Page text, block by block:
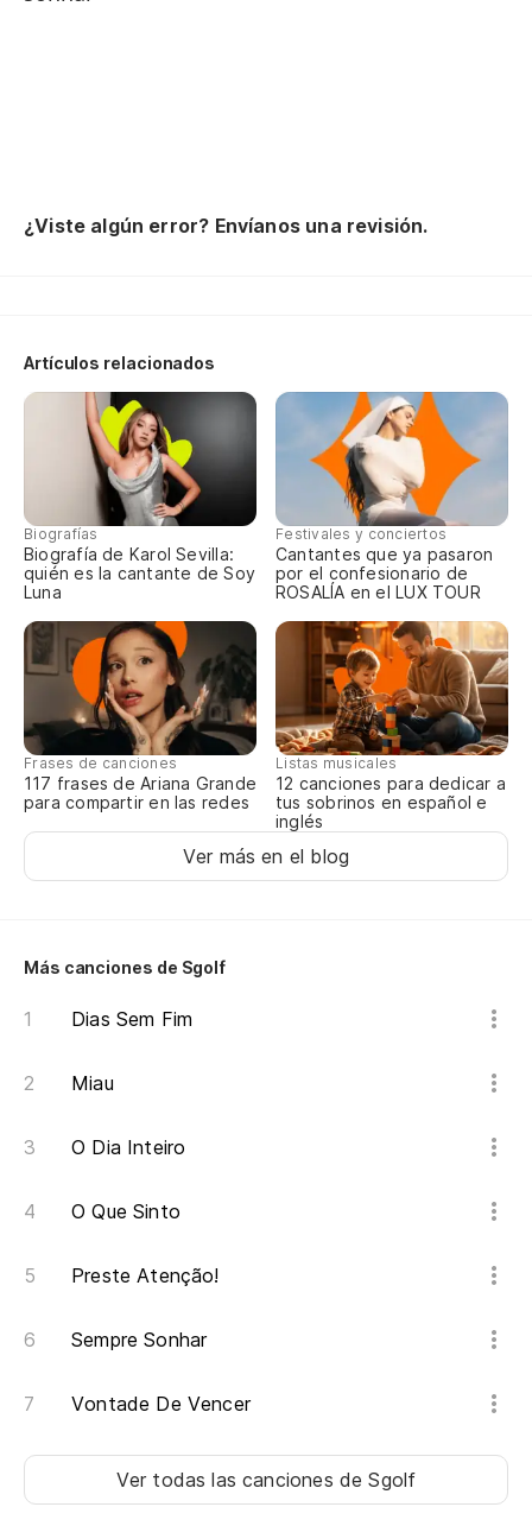
¿Viste algún error? Envíanos una revisión.
Artículos relacionados
Biografías
Biografía de Karol Sevilla:
quién es la cantante de Soy
Luna
Festivales y conciertos
Cantantes que ya pasaron
por el confesionario de
ROSALÍA en el LUX TOUR
Frases de canciones
117 frases de Ariana Grande
para compartir en las redes
Listas musicales
12 canciones para dedicar a
tus sobrinos en español e
inglés
Ver más en el blog
Más canciones de Sgolf
Dias Sem Fim
Miau
O Dia Inteiro
O Que Sinto
Preste Atenção!
Sempre Sonhar
Vontade De Vencer
Ver todas las canciones de Sgolf